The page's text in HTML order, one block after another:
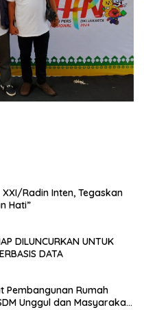
Radin Inten, Tegaskan
Hati”
DILUNCURKAN UNTUK
DATA
Pembangunan Rumah
Unggul dan Masyarakat